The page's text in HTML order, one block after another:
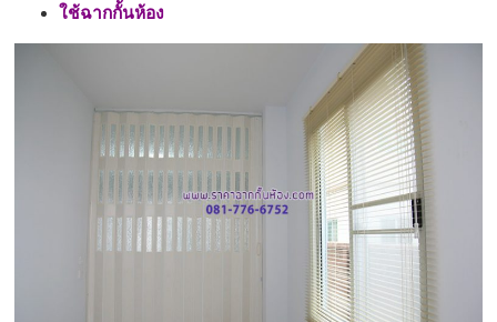
ใช้ฉากกั้นห้อง